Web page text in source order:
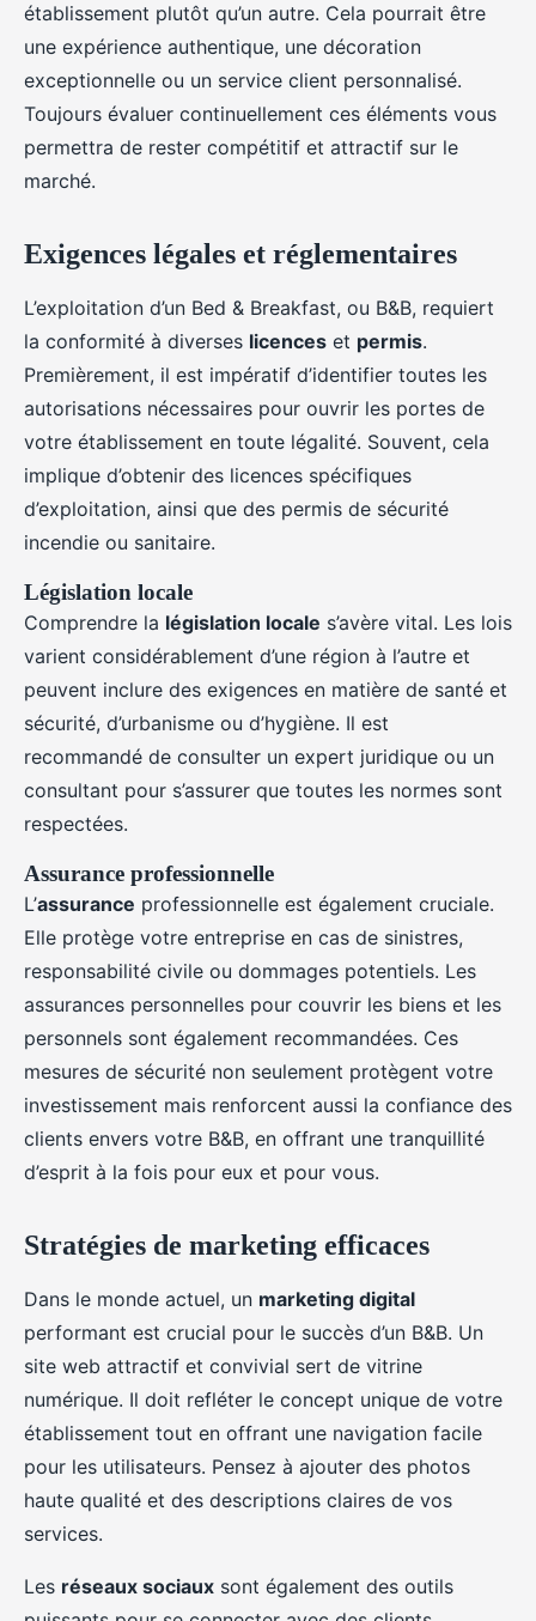
établissement plutôt qu’un autre. Cela pourrait être
une expérience authentique, une décoration
exceptionnelle ou un service client personnalisé.
Toujours évaluer continuellement ces éléments vous
permettra de rester compétitif et attractif sur le
marché.
Exigences légales et réglementaires
L’exploitation d’un Bed & Breakfast, ou B&B, requiert
la conformité à diverses licences et permis.
Premièrement, il est impératif d’identifier toutes les
autorisations nécessaires pour ouvrir les portes de
votre établissement en toute légalité. Souvent, cela
implique d’obtenir des licences spécifiques
d’exploitation, ainsi que des permis de sécurité
incendie ou sanitaire.
Législation locale
Comprendre la législation locale s’avère vital. Les lois
varient considérablement d’une région à l’autre et
peuvent inclure des exigences en matière de santé et
sécurité, d’urbanisme ou d’hygiène. Il est
recommandé de consulter un expert juridique ou un
consultant pour s’assurer que toutes les normes sont
respectées.
Assurance professionnelle
L’assurance professionnelle est également cruciale.
Elle protège votre entreprise en cas de sinistres,
responsabilité civile ou dommages potentiels. Les
assurances personnelles pour couvrir les biens et les
personnels sont également recommandées. Ces
mesures de sécurité non seulement protègent votre
investissement mais renforcent aussi la confiance des
clients envers votre B&B, en offrant une tranquillité
d’esprit à la fois pour eux et pour vous.
Stratégies de marketing efficaces
Dans le monde actuel, un marketing digital
performant est crucial pour le succès d’un B&B. Un
site web attractif et convivial sert de vitrine
numérique. Il doit refléter le concept unique de votre
établissement tout en offrant une navigation facile
pour les utilisateurs. Pensez à ajouter des photos
haute qualité et des descriptions claires de vos
services.
Les réseaux sociaux sont également des outils